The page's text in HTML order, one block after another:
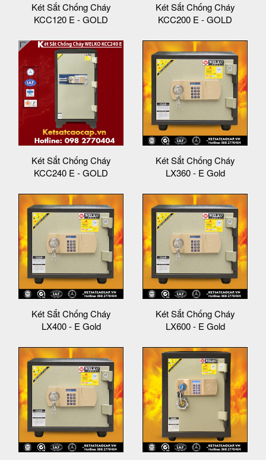
Két Sắt Chống Cháy
KCC120 E - GOLD
Két Sắt Chống Cháy
KCC200 E - GOLD
Két Sắt Chống Cháy
KCC240 E - GOLD
Két Sắt Chống Cháy
LX360 - E Gold
Két Sắt Chống Cháy
LX400 - E Gold
Két Sắt Chống Cháy
LX600 - E Gold